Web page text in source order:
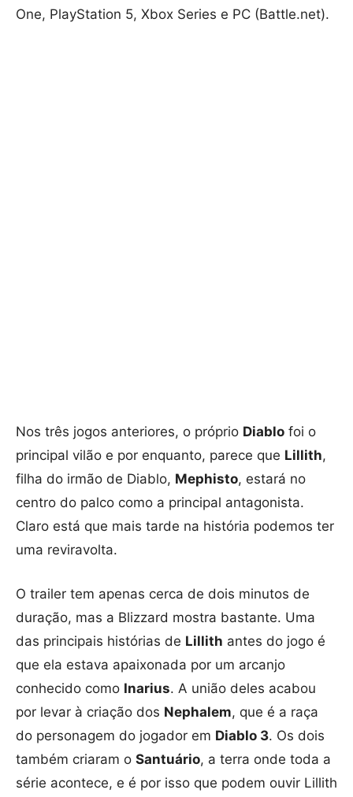
One, PlayStation 5, Xbox Series e PC (Battle.net).
Nos três jogos anteriores, o próprio Diablo foi o
principal vilão e por enquanto, parece que Lillith,
filha do irmão de Diablo, Mephisto, estará no
centro do palco como a principal antagonista.
Claro está que mais tarde na história podemos ter
uma reviravolta.
O trailer tem apenas cerca de dois minutos de
duração, mas a Blizzard mostra bastante. Uma
das principais histórias de Lillith antes do jogo é
que ela estava apaixonada por um arcanjo
conhecido como Inarius. A união deles acabou
por levar à criação dos Nephalem, que é a raça
do personagem do jogador em Diablo 3. Os dois
também criaram o Santuário, a terra onde toda a
série acontece, e é por isso que podem ouvir Lillith